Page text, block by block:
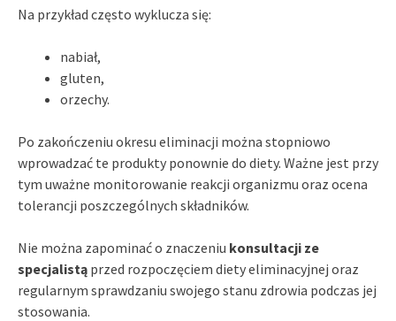
Na przykład często wyklucza się:
nabiał,
gluten,
orzechy.
Po zakończeniu okresu eliminacji można stopniowo
wprowadzać te produkty ponownie do diety. Ważne jest przy
tym uważne monitorowanie reakcji organizmu oraz ocena
tolerancji poszczególnych składników.
Nie można zapominać o znaczeniu konsultacji ze
specjalistą przed rozpoczęciem diety eliminacyjnej oraz
regularnym sprawdzaniu swojego stanu zdrowia podczas jej
stosowania.